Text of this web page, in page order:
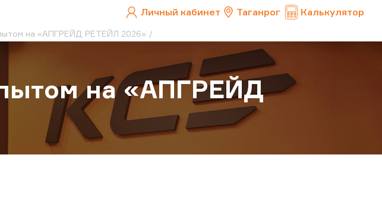
Личный кабинет Таганрог Калькулятор
на «АПГРЕЙД РЕТЕЙЛ 2026»
на «АПГРЕЙД